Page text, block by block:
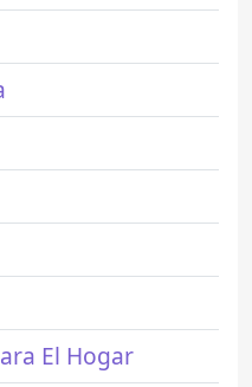
El Hogar